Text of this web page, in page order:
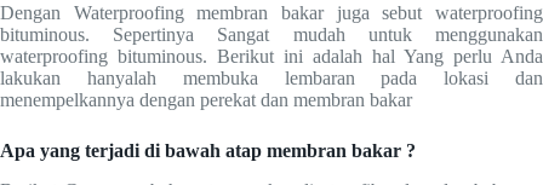
Dengan Waterproofing membran bakar juga sebut waterproofing
bituminous. Sepertinya Sangat mudah untuk menggunakan
waterproofing bituminous. Berikut ini adalah hal Yang perlu Anda
lakukan hanyalah membuka lembaran pada lokasi dan
menempelkannya dengan perekat dan membran bakar
Apa yang terjadi di bawah atap membran bakar ?